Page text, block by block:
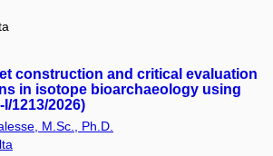
construction and critical evaluation
in isotope bioarchaeology using
1213/2026)
M.Sc., Ph.D.